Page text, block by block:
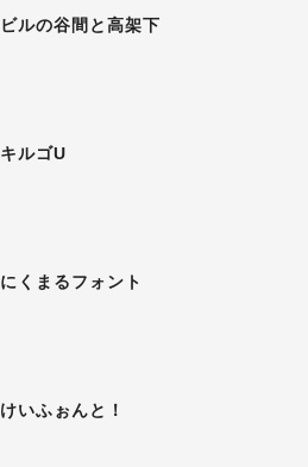
ビルの谷間と高架下
キルゴU
にくまるフォント
けいふぉんと！